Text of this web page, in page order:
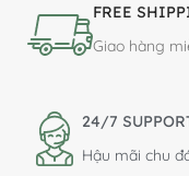
FREE
Giao hàng
24/7
Hậu mãi chu